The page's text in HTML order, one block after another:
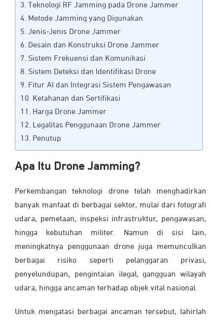
Teknologi RF Jamming pada Drone Jammer
Metode Jamming yang Digunakan
Jenis-Jenis Drone Jammer
Desain dan Konstruksi Drone Jammer
Sistem Frekuensi dan Komunikasi
Sistem Deteksi dan Identifikasi Drone
Fitur AI dan Integrasi Sistem Pengawasan
Ketahanan dan Sertifikasi
Harga Drone Jammer
Legalitas Penggunaan Drone Jammer
Penutup
Apa Itu Drone Jamming?
Perkembangan teknologi drone telah menghadirkan
banyak manfaat di berbagai sektor, mulai dari fotografi
udara, pemetaan, inspeksi infrastruktur, pengawasan,
hingga kebutuhan militer. Namun di sisi lain,
meningkatnya penggunaan drone juga memunculkan
berbagai risiko seperti pelanggaran privasi,
penyelundupan, pengintaian ilegal, gangguan wilayah
udara, hingga ancaman terhadap objek vital nasional.
Untuk mengatasi berbagai ancaman tersebut, lahirlah